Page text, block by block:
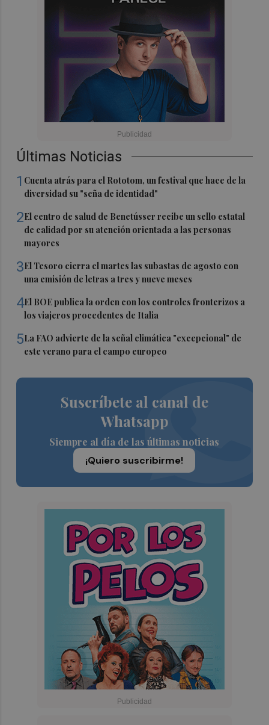
Últimas Noticias
1 Cuenta atrás para el Rototom, un festival que hace de la
diversidad su "seña de identidad"
2El centro de salud de Benetússer recibe un sello estatal
de calidad por su atención orientada a las personas
mayores
3El Tesoro cierra el martes las subastas de agosto con
una emisión de letras a tres y nueve meses
4El BOE publica la orden con los controles fronterizos a
los viajeros procedentes de Italia
5La FAO advierte de la señal climática "excepcional" de
este verano para el campo europeo
Suscríbete al canal de
Whatsapp
Siempre al día de las últimas noticias
¡Quiero suscribirme!